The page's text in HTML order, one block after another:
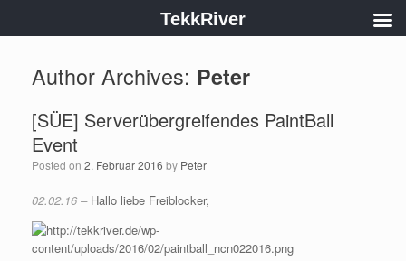
Author Archives: Peter
[SÜE] Serverübergreifendes PaintBall
Event
Posted on 2. Februar 2016 by Peter
02.02.16 –Hallo liebe Freiblocker,
TekkRiver